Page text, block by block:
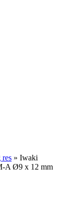
res » Iwaki
A Ø9 x 12 mm